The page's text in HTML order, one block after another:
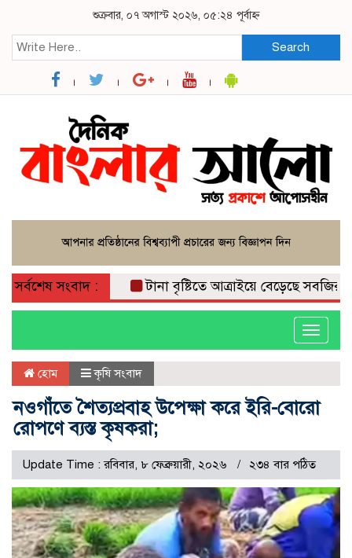
শুক্রবার, ০৭ অগাস্ট ২০২৬, ০৫:২৪ পূর্বাহ্ন
Search
সর্বশেষ সংবাদ : টানা বৃষ্টিতে আত্রাইয়ে বেড়েছে সবজির দাম,
Toggle
হোম কৃষি সংবাদ
নওগাঁতে শৈত্যপ্রবাহ উপেক্ষা করে ইরি-বোরো
রোপণে ব্যস্ত কৃষকরা;
Update Time : রবিবার, ৮ ফেব্রুয়ারী, ২০২৬ ২৩৪ বার পঠিত